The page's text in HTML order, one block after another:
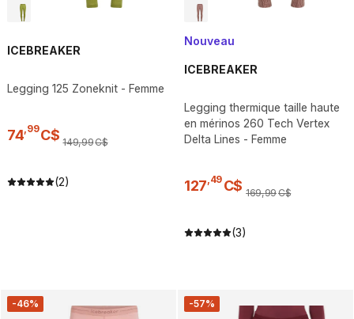
ICEBREAKER
Legging 125 Zoneknit - Femme
74 99C$ 149,99C$
(2)
Nouveau
ICEBREAKER
Legging thermique taille haute
en mérinos 260 Tech Vertex
Delta Lines - Femme
127 49 C$ 169,99C$
(3)
-46% -57%